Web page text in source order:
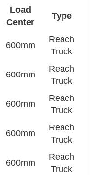
Load
Center
Type
600mm
Reach
Truck
600mm
Reach
Truck
600mm
Reach
Truck
600mm
Reach
Truck
600mm
Reach
Truck